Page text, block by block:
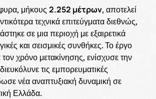
μήκους 2.252 μέτρων, αποτελεί
τεχνικά επιτεύγματα διεθνώς,
σε μια περιοχή με εξαιρετικά
και σεισμικές συνθήκες. Το έργο
χρόνο μετακίνησης, ενίσχυσε την
τις εμπορευματικές
νέα αναπτυξιακή δυναμική σε
Ελλάδα.